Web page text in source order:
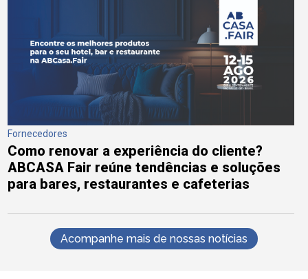
Fornecedores
Como renovar a experiência do cliente?
ABCASA Fair reúne tendências e soluções
para bares, restaurantes e cafeterias
Acompanhe mais de nossas notícias